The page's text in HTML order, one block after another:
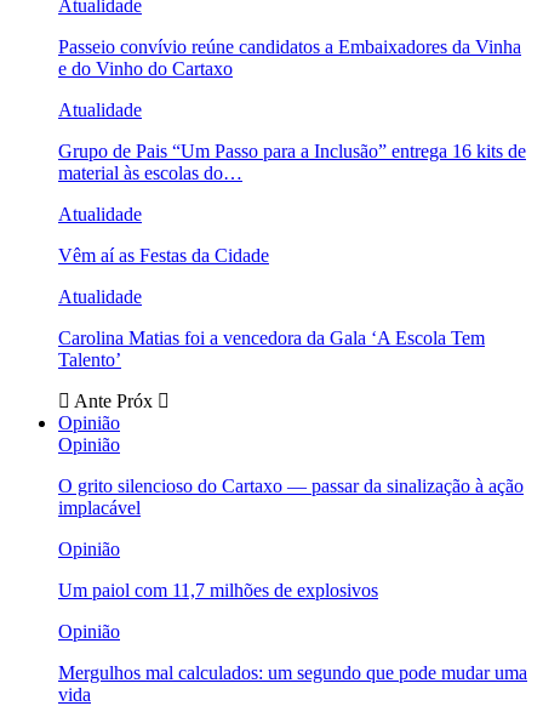
Atualidade
Passeio convívio reúne candidatos a Embaixadores da Vinha
e do Vinho do Cartaxo
Atualidade
Grupo de Pais “Um Passo para a Inclusão” entrega 16 kits de
material às escolas do…
Atualidade
Vêm aí as Festas da Cidade
Atualidade
Carolina Matias foi a vencedora da Gala ‘A Escola Tem
Talento’
Ante Próx
Opinião
Opinião
O grito silencioso do Cartaxo — passar da sinalização à ação
implacável
Opinião
Um paiol com 11,7 milhões de explosivos
Opinião
Mergulhos mal calculados: um segundo que pode mudar uma
vida